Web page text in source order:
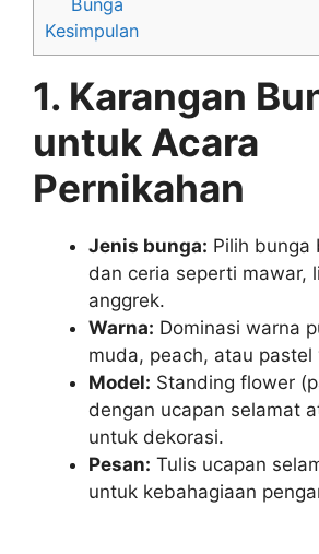
Bunga
Kesimpulan
1. Karangan
untuk Acara
Pernikahan
Jenis bunga: Pilih bunga
dan ceria seperti mawar,
anggrek.
Warna: Dominasi warna
muda, peach, atau pastel
Model: Standing flower
dengan ucapan selamat
untuk dekorasi.
Pesan: Tulis ucapan
untuk kebahagiaan